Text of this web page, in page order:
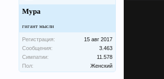
Мура
гигант мысли
Регистрация:
15 авг 2017
Сообщения:
3.463
Симпатии:
11.578
Пол:
Женский